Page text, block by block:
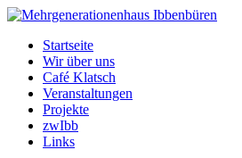
Startseite
Wir über uns
Café Klatsch
Veranstaltungen
Projekte
zwIbb
Links